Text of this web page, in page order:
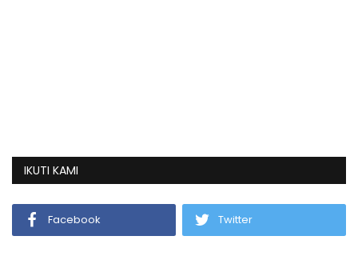
IKUTI KAMI
Facebook Twitter